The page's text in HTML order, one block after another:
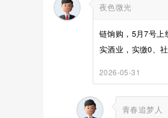
夜色微光
链饷购，5月7号
实酒业，实缴0、
2026-05-31
青春追梦人